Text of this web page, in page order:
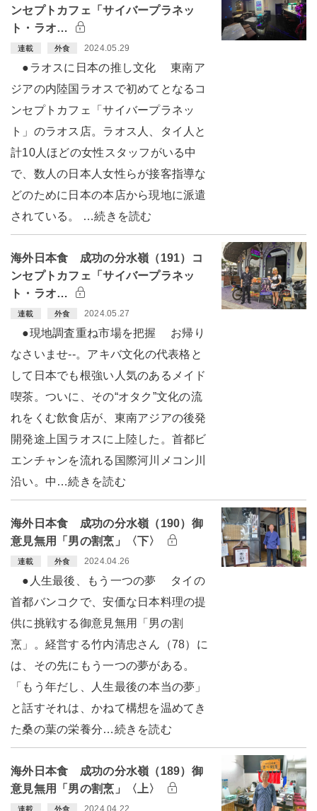
ンセプトカフェ「サイバープラネッ
ト・ラオ…
連載 外食 2024.05.29
●ラオスに日本の推し文化 東南ア
ジアの内陸国ラオスで初めてとなるコ
ンセプトカフェ「サイバープラネッ
ト」のラオス店。ラオス人、タイ人と
計10人ほどの女性スタッフがいる中
で、数人の日本人女性らが接客指導な
どのために日本の本店から現地に派遣
されている。 …続きを読む
海外日本食 成功の分水嶺（191）コ
ンセプトカフェ「サイバープラネッ
ト・ラオ…
連載 外食 2024.05.27
●現地調査重ね市場を把握 お帰り
なさいませ--。アキバ文化の代表格と
して日本でも根強い人気のあるメイド
喫茶。ついに、その“オタク”文化の流
れをくむ飲食店が、東南アジアの後発
開発途上国ラオスに上陸した。首都ビ
エンチャンを流れる国際河川メコン川
沿い。中…続きを読む
海外日本食 成功の分水嶺（190）御
意見無用「男の割烹」〈下〉
連載 外食 2024.04.26
●人生最後、もう一つの夢 タイの
首都バンコクで、安価な日本料理の提
供に挑戦する御意見無用「男の割
烹」。経営する竹内清忠さん（78）に
は、その先にもう一つの夢がある。
「もう年だし、人生最後の本当の夢」
と話すそれは、かねて構想を温めてき
た桑の葉の栄養分…続きを読む
海外日本食 成功の分水嶺（189）御
意見無用「男の割烹」〈上〉
連載 外食